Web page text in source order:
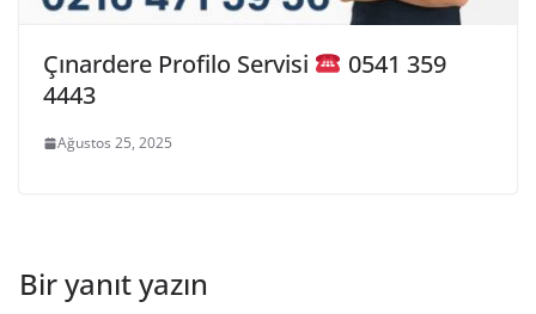
Çınardere Profilo Servisi
0541 359
4443
Ağustos 25, 2025
Bir yanıt yazın